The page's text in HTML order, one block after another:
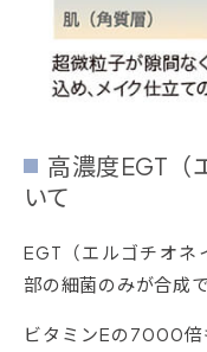
高濃度EGT（
いて
EGT（エルゴチオネ
部の細菌のみが合成
ビタミンEの7000倍